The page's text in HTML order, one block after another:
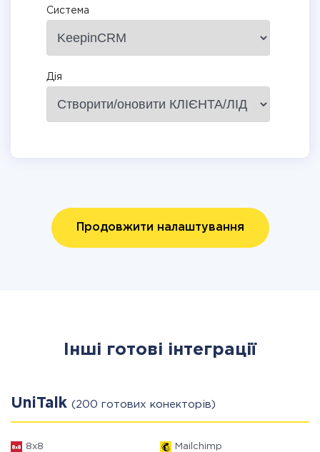
Система
Дія
Продовжити налаштування
Інші готові інтеграції
UniTalk (200 готових конекторів)
8x8 Mailchimp